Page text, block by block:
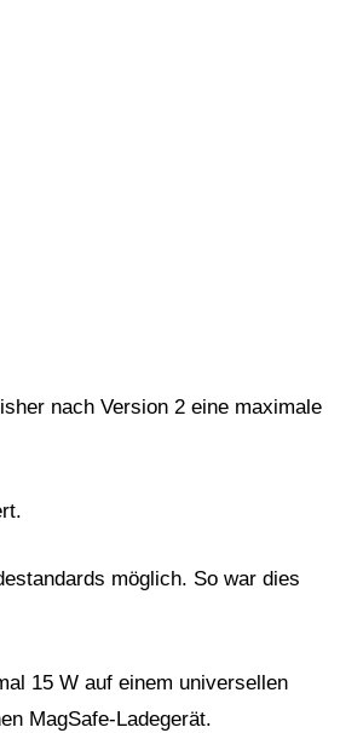
nach Version 2 eine maximale
möglich. So war dies
15 W auf einem universellen
MagSafe-Ladegerät.